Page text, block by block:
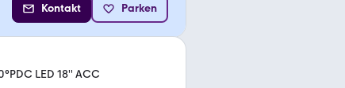
Kontakt Parken
LED 18'' ACC